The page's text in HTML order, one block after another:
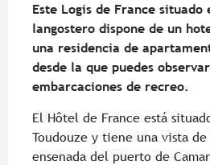
Este Logis de France
langostero dispone de un
una residencia de
desde la que puedes
embarcaciones de recreo.
El Hôtel de France está
Toudouze y tiene una vista de
ensenada del puerto de